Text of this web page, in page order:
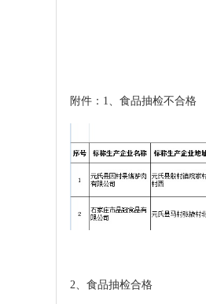
附件：1、食品抽检不合格
2、食品抽检合格